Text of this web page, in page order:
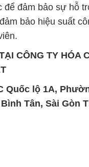
Quốc lộ 1A,
Tân, Sài Gòn